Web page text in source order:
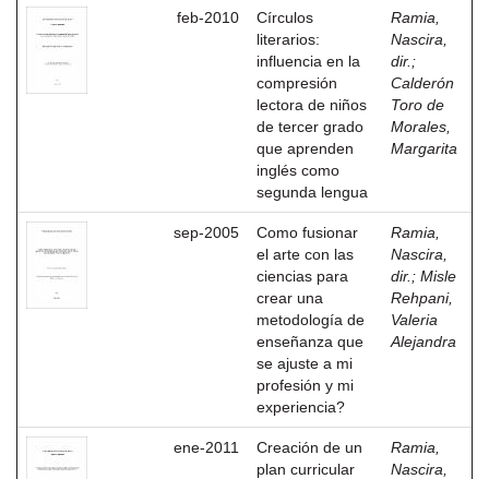
feb-2010
Círculos
literarios:
influencia en la
compresión
lectora de niños
de tercer grado
que aprenden
inglés como
segunda lengua
Ramia,
Nascira,
dir. ;
Calderón
Toro de
Morales,
Margarita
sep-2005
Como fusionar
el arte con las
ciencias para
crear una
metodología de
enseñanza que
se ajuste a mi
profesión y mi
experiencia?
Ramia,
Nascira,
dir. ; Misle
Rehpani,
Valeria
Alejandra
ene-2011
Creación de un
plan curricular
Ramia,
Nascira,